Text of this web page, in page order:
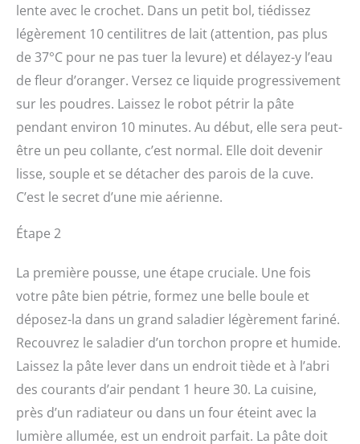
lente avec le crochet. Dans un petit bol, tiédissez
légèrement 10 centilitres de lait (attention, pas plus
de 37°C pour ne pas tuer la levure) et délayez-y l’eau
de fleur d’oranger. Versez ce liquide progressivement
sur les poudres. Laissez le robot pétrir la pâte
pendant environ 10 minutes. Au début, elle sera peut-
être un peu collante, c’est normal. Elle doit devenir
lisse, souple et se détacher des parois de la cuve.
C’est le secret d’une mie aérienne.
Étape 2
La première pousse, une étape cruciale. Une fois
votre pâte bien pétrie, formez une belle boule et
déposez-la dans un grand saladier légèrement fariné.
Recouvrez le saladier d’un torchon propre et humide.
Laissez la pâte lever dans un endroit tiède et à l’abri
des courants d’air pendant 1 heure 30. La cuisine,
près d’un radiateur ou dans un four éteint avec la
lumière allumée, est un endroit parfait. La pâte doit